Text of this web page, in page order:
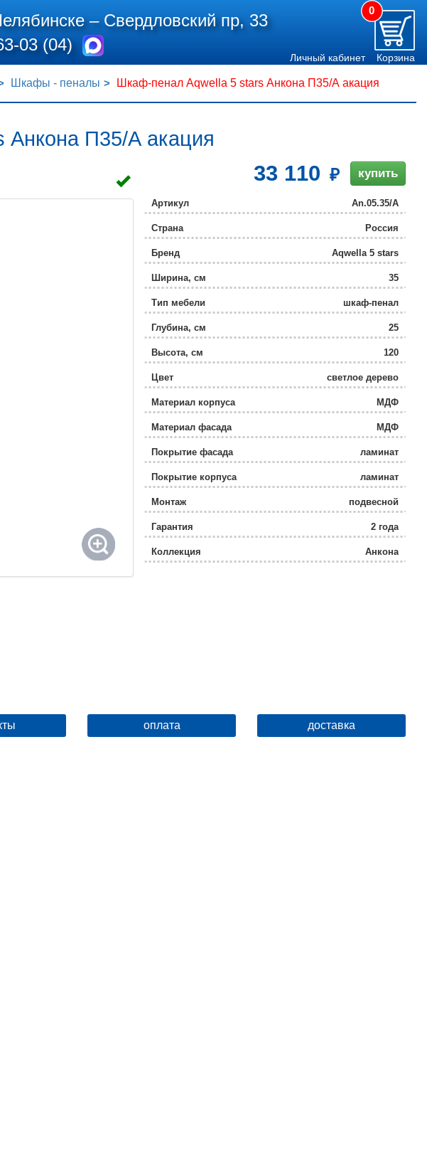
–Свердловский пр, 33
03 (04)
0
Личный кабинет Корзина
Шкафы - пеналы Шкаф-пенал Aqwella 5 stars Анкона П35/А акация
П35/А акация
33 110 купить
Артикул An.05.35/А
Страна Россия
Бренд Aqwella 5 stars
Ширина, см 35
Тип мебели шкаф-пенал
Глубина, см 25
Высота, см 120
Цвет светлое дерево
Материал корпуса МДФ
Материал фасада МДФ
Покрытие фасада ламинат
Покрытие корпуса ламинат
Монтаж подвесной
Гарантия 2 года
Коллекция Анкона
оплата доставка